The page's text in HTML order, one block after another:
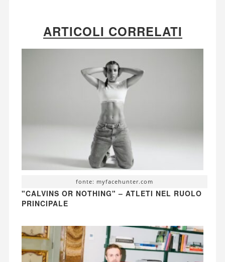
ARTICOLI CORRELATI
fonte: myfacehunter.com
"CALVINS OR NOTHING" – ATLETI NEL RUOLO
PRINCIPALE